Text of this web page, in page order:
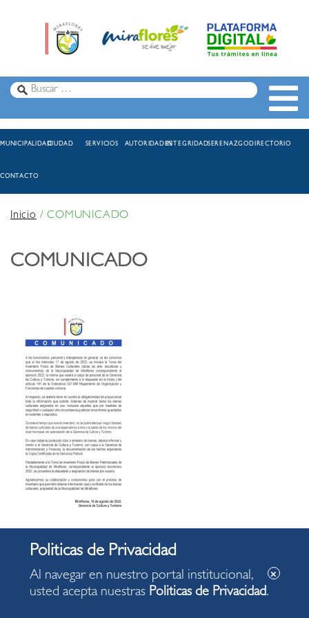
MUNICIPALIDADCIUDAD SERVICIOS AUTORIDADESINTEGRIDADSERENAZGODIRECTORIO
CONTACTO
Inicio/COMUNICADO
COMUNICADO
Al navegar en nuestro portal institucional,
usted acepta nuestras Politicas de Privacidad.